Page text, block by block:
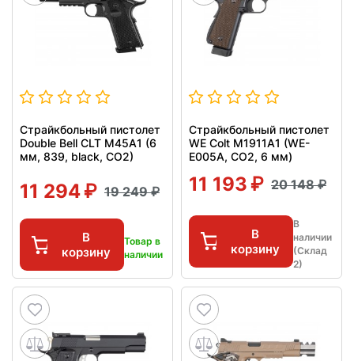
Страйкбольный пистолет
Double Bell CLT M45A1 (6
мм, 839, black, CO2)
11 294 19 249
В
корзину
Товар в
наличии
Страйкбольный пистолет
WE Colt M1911А1 (WE-
E005A, CO2, 6 мм)
11 193 20 148
В
корзину
В
наличии
(Склад
2)